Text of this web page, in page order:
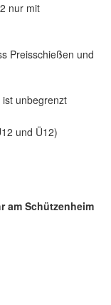
nur mit
Preisschießen und
unbegrenzt
und Ü12)
am Schützenheim